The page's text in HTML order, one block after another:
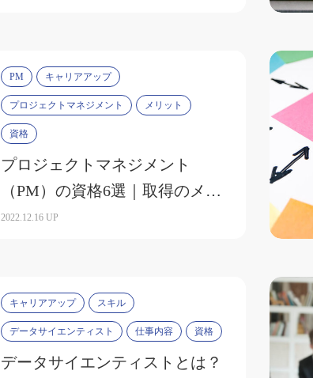
PM キャリアアップ
プロジェクトマネジメント メリット
資格
プロジェクトマネジメント
（PM）の資格6選｜取得のメリ
ットや難易度も解説
2022.12.16 UP
キャリアアップ スキル
データサイエンティスト 仕事内容 資格
データサイエンティストとは？